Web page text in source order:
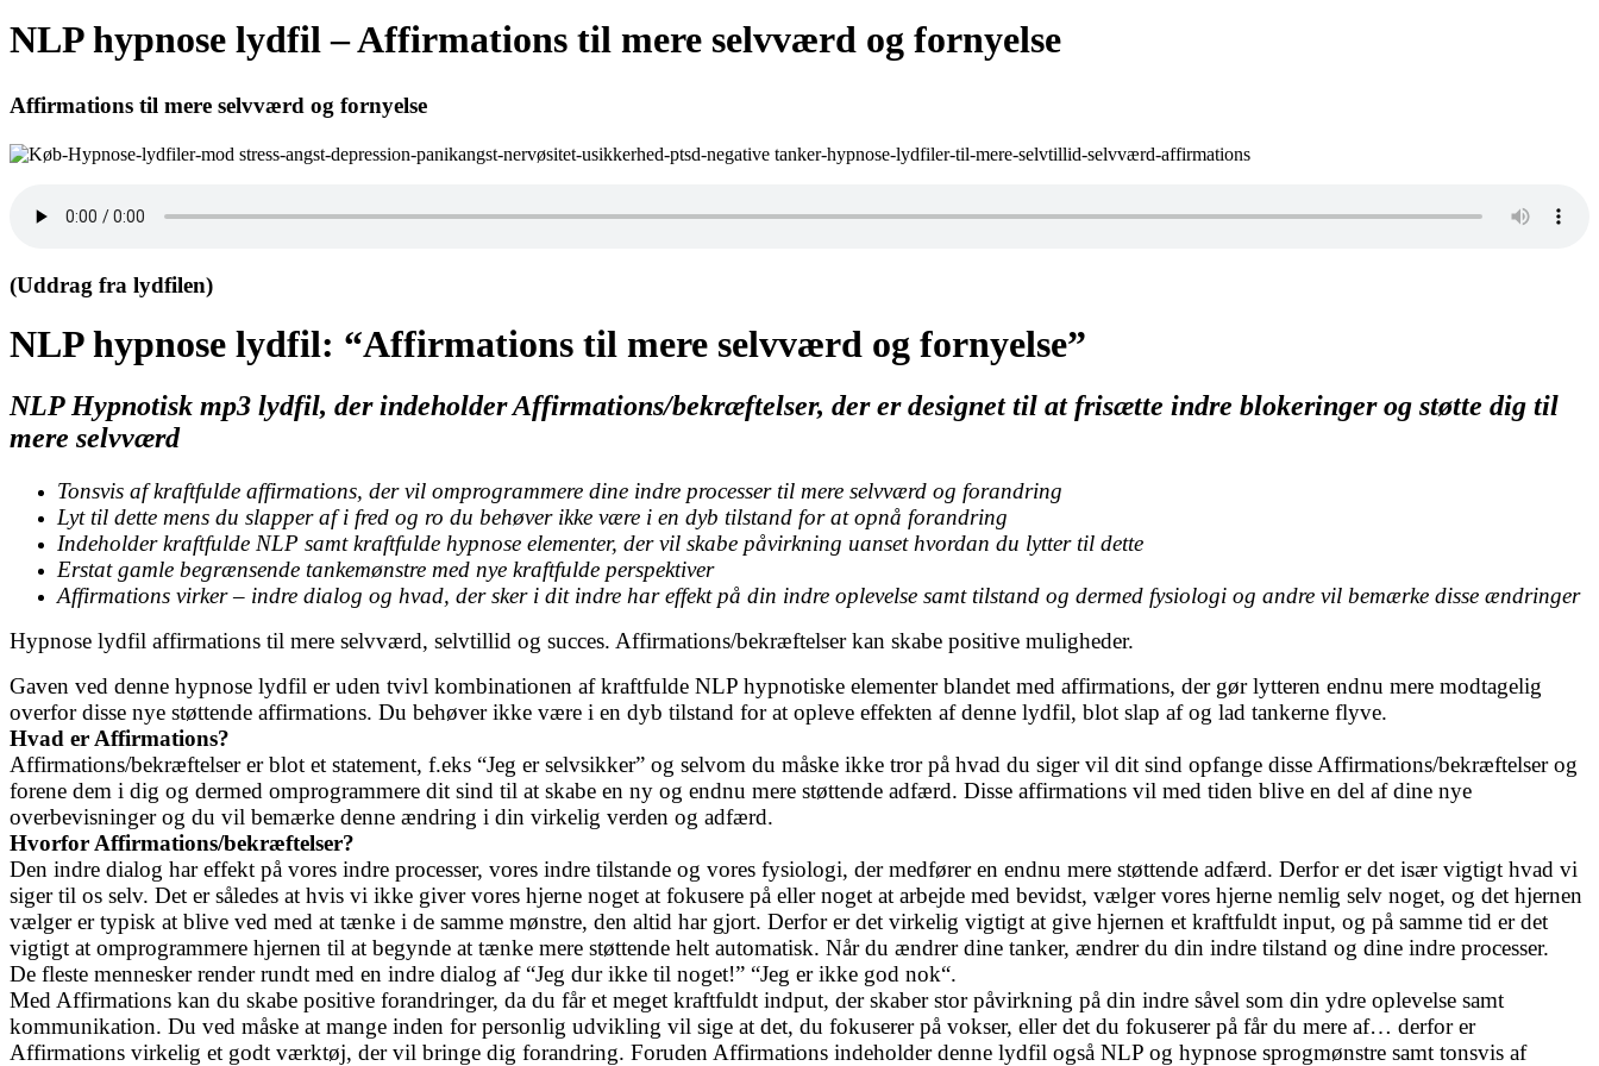
NLP hypnose lydfil – Affirmations til mere selvværd og fornyelse
Affirmations til mere selvværd og fornyelse
(Uddrag fra lydfilen)
NLP hypnose lydfil: “Affirmations til mere selvværd og fornyelse”
NLP Hypnotisk mp3 lydfil, der indeholder Affirmations/bekræftelser, der er designet til at frisætte indre blokeringer og støtte dig til
mere selvværd
Tonsvis af kraftfulde affirmations, der vil omprogrammere dine indre processer til mere selvværd og forandring
Lyt til dette mens du slapper af i fred og ro du behøver ikke være i en dyb tilstand for at opnå forandring
Indeholder kraftfulde NLP samt kraftfulde hypnose elementer, der vil skabe påvirkning uanset hvordan du lytter til dette
Erstat gamle begrænsende tankemønstre med nye kraftfulde perspektiver
Affirmations virker – indre dialog og hvad, der sker i dit indre har effekt på din indre oplevelse samt tilstand og dermed fysiologi og andre vil bemærke disse ændringer
Hypnose lydfil affirmations til mere selvværd, selvtillid og succes. Affirmations/bekræftelser kan skabe positive muligheder.
Gaven ved denne hypnose lydfil er uden tvivl kombinationen af kraftfulde NLP hypnotiske elementer blandet med affirmations, der gør lytteren endnu mere modtagelig
overfor disse nye støttende affirmations. Du behøver ikke være i en dyb tilstand for at opleve effekten af denne lydfil, blot slap af og lad tankerne flyve.
Hvad er Affirmations?
Affirmations/bekræftelser er blot et statement, f.eks “Jeg er selvsikker” og selvom du måske ikke tror på hvad du siger vil dit sind opfange disse Affirmations/bekræftelser og
forene dem i dig og dermed omprogrammere dit sind til at skabe en ny og endnu mere støttende adfærd. Disse affirmations vil med tiden blive en del af dine nye
overbevisninger og du vil bemærke denne ændring i din virkelig verden og adfærd.
Hvorfor Affirmations/bekræftelser?
Den indre dialog har effekt på vores indre processer, vores indre tilstande og vores fysiologi, der medfører en endnu mere støttende adfærd. Derfor er det især vigtigt hvad vi
siger til os selv. Det er således at hvis vi ikke giver vores hjerne noget at fokusere på eller noget at arbejde med bevidst, vælger vores hjerne nemlig selv noget, og det hjernen
vælger er typisk at blive ved med at tænke i de samme mønstre, den altid har gjort. Derfor er det virkelig vigtigt at give hjernen et kraftfuldt input, og på samme tid er det
vigtigt at omprogrammere hjernen til at begynde at tænke mere støttende helt automatisk. Når du ændrer dine tanker, ændrer du din indre tilstand og dine indre processer.
De fleste mennesker render rundt med en indre dialog af “Jeg dur ikke til noget!” “Jeg er ikke god nok“.
Med Affirmations kan du skabe positive forandringer, da du får et meget kraftfuldt indput, der skaber stor påvirkning på din indre såvel som din ydre oplevelse samt
kommunikation. Du ved måske at mange inden for personlig udvikling vil sige at det, du fokuserer på vokser, eller det du fokuserer på får du mere af… derfor er
Affirmations virkelig et godt værktøj, der vil bringe dig forandring. Foruden Affirmations indeholder denne lydfil også NLP og hypnose sprogmønstre samt tonsvis af